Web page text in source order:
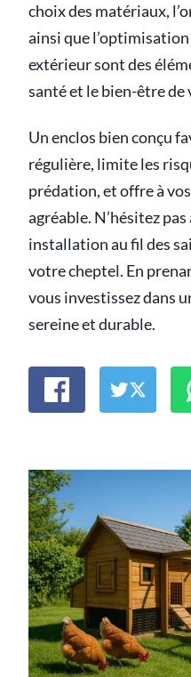
choix des matériaux,
ainsi que
extérieur sont des
santé et le bien-être de
Un enclos bien conçu
régulière, limite les
prédation, et offre à
agréable. N’hésitez
installation au fil des
votre cheptel. En
vous investissez dans
sereine et durable.